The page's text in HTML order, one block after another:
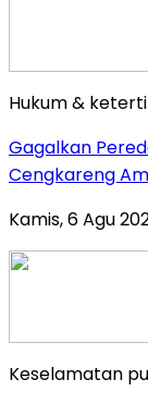
Hukum &
Gagalkan
Cengkareng
Kamis, 6 Agu
Keselamatan